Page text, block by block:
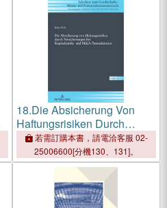
18.Die Absicherung Von
Haftungsrisiken Durch
Versicherungen Bei
Kapitalmarkt- Und M&a-
Transaktionen
若需訂購本書，請電洽客服 02-
25006600[分機130、131]。